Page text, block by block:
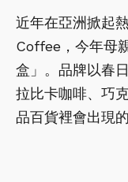
近年在亞洲掀起
Coffee，今年母
盒」。品牌以春
拉比卡咖啡、巧
品百貨裡會出現